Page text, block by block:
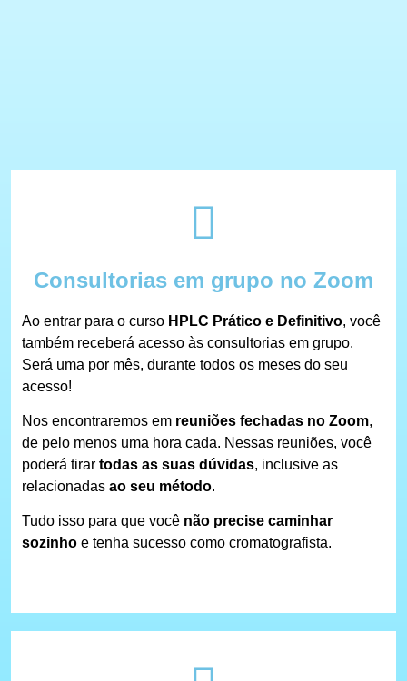
Consultorias em grupo no Zoom
Ao entrar para o curso HPLC Prático e Definitivo, você
também receberá acesso às consultorias em grupo.
Será uma por mês, durante todos os meses do seu
acesso!
Nos encontraremos em reuniões fechadas no Zoom,
de pelo menos uma hora cada. Nessas reuniões, você
poderá tirar todas as suas dúvidas, inclusive as
relacionadas ao seu método.
Tudo isso para que você não precise caminhar
sozinho e tenha sucesso como cromatografista.